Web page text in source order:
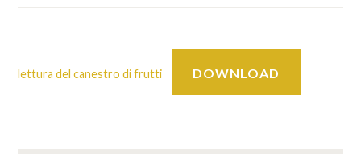
lettura del canestro di frutti DOWNLOAD